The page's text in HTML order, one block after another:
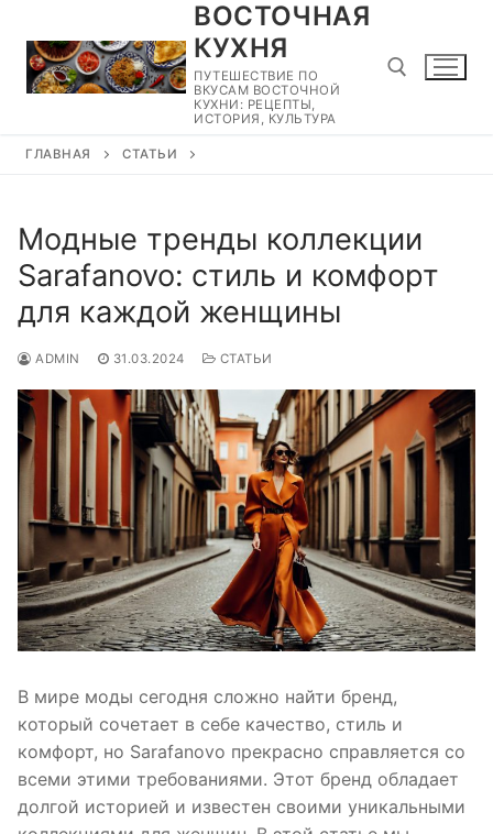
содержимому
ВОСТОЧНАЯ
КУХНЯ
ПУТЕШЕСТВИЕ ПО
ВКУСАМ ВОСТОЧНОЙ
КУХНИ: РЕЦЕПТЫ,
ИСТОРИЯ, КУЛЬТУРА
ГЛАВНАЯ СТАТЬИ
Модные тренды коллекции
Sarafanovo: стиль и комфорт
для каждой женщины
ADMIN 31.03.2024 СТАТЬИ
В мире моды сегодня сложно найти бренд,
который сочетает в себе качество, стиль и
комфорт, но Sarafanovo прекрасно справляется со
всеми этими требованиями. Этот бренд обладает
долгой историей и известен своими уникальными